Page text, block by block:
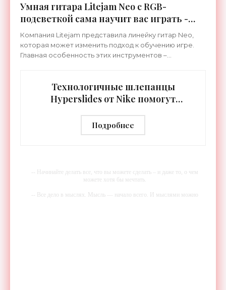
Умная гитара Litejam Neo с RGB-
подсветкой сама научит вас играть -
«Гаджеты»
Компания Litejam представила линейку гитар Neo,
которая может изменить подход к обучению игре.
Главная особенность этих инструментов –
Технологичные шлепанцы
Hyperslides от Nike помогут
тренировки - «Гаджеты»
Подробнее
-- Начинайте делать все, что вы можете сделать – и даже то, о чем
можете хотя бы мечтать.
-- Все дело в мыслях. Мысль — начало всего. И мыслями можно